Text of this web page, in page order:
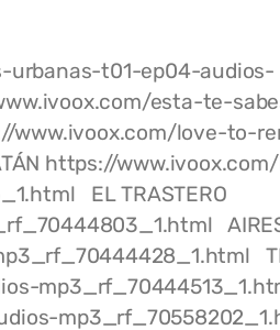
urbanas-t01-ep04-audios-
esta-te-
www.ivoox.com/love-to-
https://
EL TRASTERO
AIRES